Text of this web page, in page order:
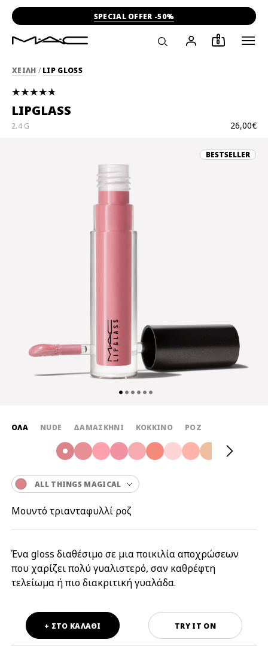
SPECIAL OFFER -50%
0
ΧΕΙΛΗ / LIP GLOSS
LIPGLASS
26,00€
2.4 G
BESTSELLER
Ένα gloss διαθέσιμο σε μια ποικιλία αποχρώσεων
που χαρίζει πολύ γυαλιστερό, σαν καθρέφτη
τελείωμα ή πιο διακριτική γυαλάδα.
ΌΛΑ NUDE ΔΑΜΑΣΚΗΝΙ ΚΟΚΚΙΝΟ ΡΟΖ
ALL THINGS MAGICAL
Μουντό τριανταφυλλί ροζ
TRY IT ON
+ ΣΤΟ ΚΑΛΑΘΙ